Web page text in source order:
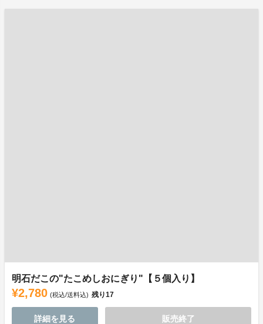
明石だこの"たこめしおにぎり"【５個入り】
¥2,780 (税込/送料込) 残り17
詳細を見る 販売終了